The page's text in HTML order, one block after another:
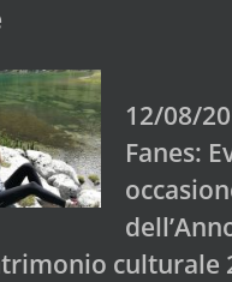
12/08/
Fanes:
culturale